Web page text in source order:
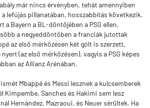
már nincs érvényben, tehát amennyiben
a lefújás pillanatában, hosszabbítás következik.
a Bayern a BL-döntőjében a PSG ellen,
a negyeddöntőben a franciák jutottak
az első mérkőzésen két gólt is szerzett,
(az első mérkőzésen), vagyis a PSG képes
az Allianz Arénában.
Mbappé és Messi lesznek a kulcsemberek
Kimpembe, Sanches és Hakimi sem lesz
Hernández, Mazraoui, és Neuer sérültek. Ha